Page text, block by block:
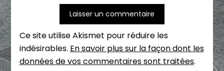
Ce site utilise Akismet pour réduire les
indésirables. En savoir plus sur la façon dont les
données de vos commentaires sont traitées.